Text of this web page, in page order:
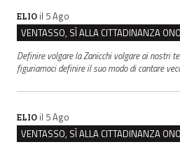
ELIO il 5 Ago
Definire volgare la Zanicchi volgare ai nostri
figuriamoci definire il suo modo di cantare
ELIO il 5 Ago